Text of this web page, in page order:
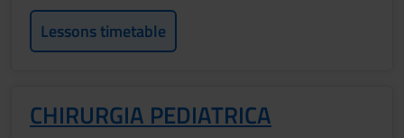
Lessons timetable
CHIRURGIA PEDIATRICA